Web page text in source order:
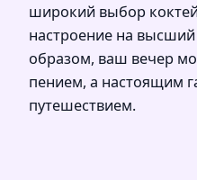
широкий выбор
настроение на
образом, ваш вечер
пением, а настоящим
путешествием.